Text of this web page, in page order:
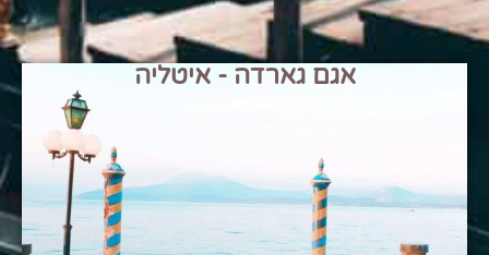
אגם גארדה - איטליה